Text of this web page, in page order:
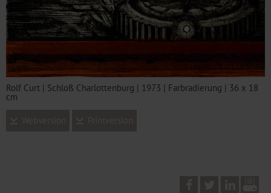
Rolf Curt | Schloß Charlottenburg | 1973 | Farbradierung | 36 x 18
cm